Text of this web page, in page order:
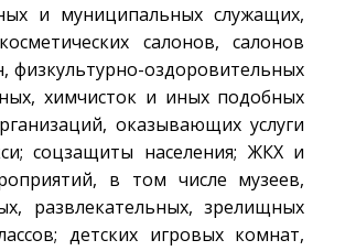
и муниципальных служащих,
салонов, салонов
физкультурно-оздоровительных
химчисток и иных подобных
оказывающих услуги
соцзащиты населения; ЖКХ и
в том числе музеев,
развлекательных, зрелищных
детских игровых комнат,